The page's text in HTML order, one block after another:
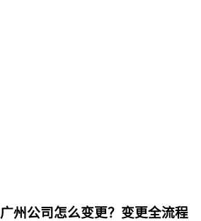
广州公司怎么变更？变更全流程